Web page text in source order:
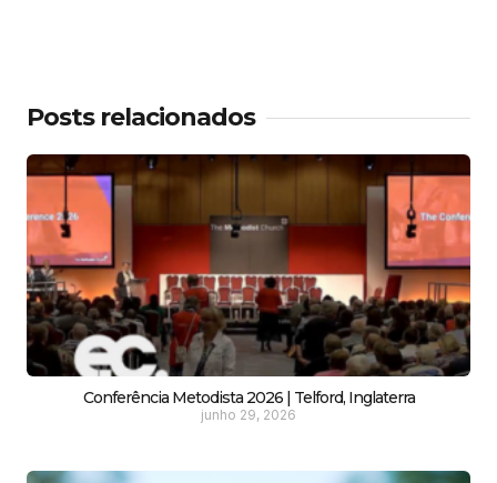
Posts relacionados
Conferência Metodista 2026 | Telford, Inglaterra
junho 29, 2026